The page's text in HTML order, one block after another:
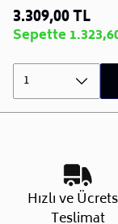
3.309,00 TL
Sepette
1
Hızlı ve